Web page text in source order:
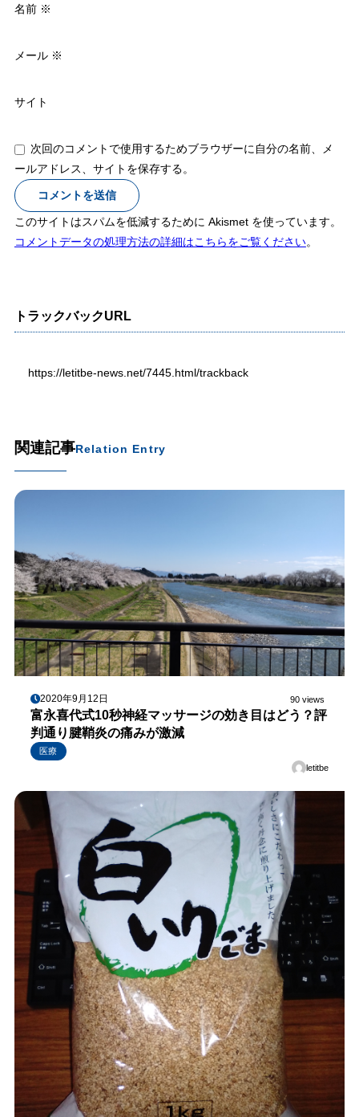
名前 ※
メール ※
サイト
次回のコメントで使用するためブラウザーに自分の名前、メ
ールアドレス、サイトを保存する。
このサイトはスパムを低減するために Akismet を使っています。
コメントデータの処理方法の詳細はこちらをご覧ください。
トラックバックURL
https://letitbe-news.net/7445.html/trackback
関連記事Relation Entry
2020年9月12日 90 views
富永喜代式10秒神経マッサージの効き目はどう？評
判通り腱鞘炎の痛みが激減
医療
letitbe